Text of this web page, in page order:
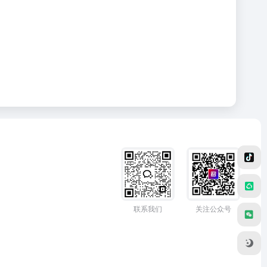
联系我们 关注公众号